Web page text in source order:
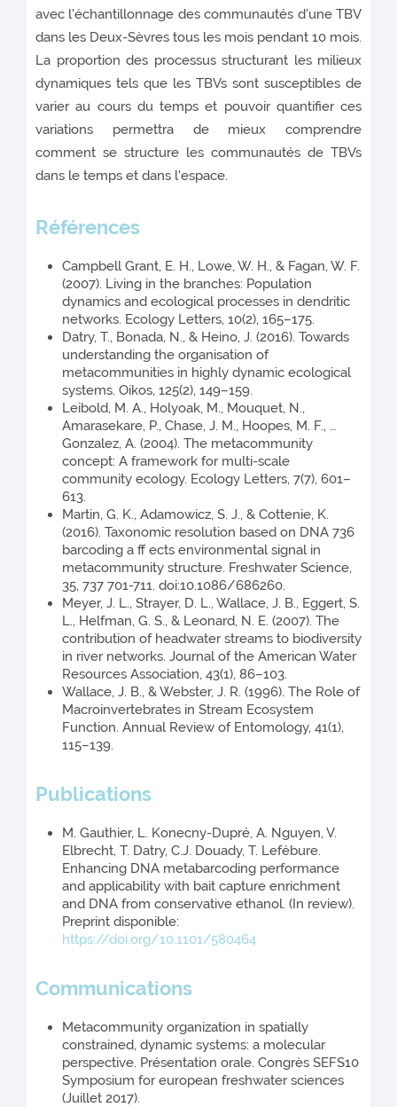
avec l'échantillonnage des communautés d'une TBV
dans les Deux-Sèvres tous les mois pendant 10 mois.
La proportion des processus structurant les milieux
dynamiques tels que les TBVs sont susceptibles de
varier au cours du temps et pouvoir quantifier ces
variations permettra de mieux comprendre
comment se structure les communautés de TBVs
dans le temps et dans l'espace.
Références
Campbell Grant, E. H., Lowe, W. H., & Fagan, W. F.
(2007). Living in the branches: Population
dynamics and ecological processes in dendritic
networks. Ecology Letters, 10(2), 165–175.
Datry, T., Bonada, N., & Heino, J. (2016). Towards
understanding the organisation of
metacommunities in highly dynamic ecological
systems. Oikos, 125(2), 149–159.
Leibold, M. A., Holyoak, M., Mouquet, N.,
Amarasekare, P., Chase, J. M., Hoopes, M. F., …
Gonzalez, A. (2004). The metacommunity
concept: A framework for multi-scale
community ecology. Ecology Letters, 7(7), 601–
613.
Martin, G. K., Adamowicz, S. J., & Cottenie, K.
(2016). Taxonomic resolution based on DNA 736
barcoding a ff ects environmental signal in
metacommunity structure. Freshwater Science,
35, 737 701-711. doi:10.1086/686260.
Meyer, J. L., Strayer, D. L., Wallace, J. B., Eggert, S.
L., Helfman, G. S., & Leonard, N. E. (2007). The
contribution of headwater streams to biodiversity
in river networks. Journal of the American Water
Resources Association, 43(1), 86–103.
Wallace, J. B., & Webster, J. R. (1996). The Role of
Macroinvertebrates in Stream Ecosystem
Function. Annual Review of Entomology, 41(1),
115–139.
Publications
M. Gauthier, L. Konecny-Dupré, A. Nguyen, V.
Elbrecht, T. Datry, C.J. Douady, T. Lefébure.
Enhancing DNA metabarcoding performance
and applicability with bait capture enrichment
and DNA from conservative ethanol. (In review).
Preprint disponible:
https://doi.org/10.1101/580464
Communications
Metacommunity organization in spatially
constrained, dynamic systems: a molecular
perspective. Présentation orale. Congrès SEFS10
Symposium for european freshwater sciences
(Juillet 2017).